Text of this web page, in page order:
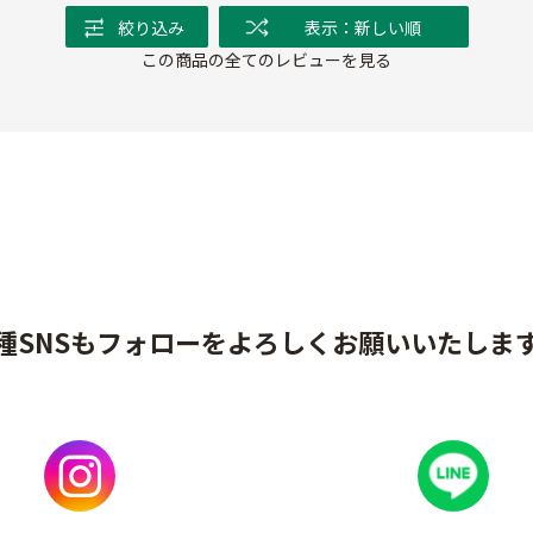
絞り込み
表示：新しい順
この商品の全てのレビューを見る
SNSもフォローをよろしくお願いいたしま